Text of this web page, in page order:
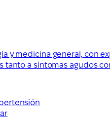
y medicina general, con
a síntomas agudos